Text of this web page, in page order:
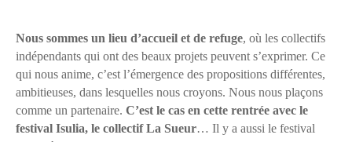
Nous sommes un lieu d’accueil et de refuge, où les collectifs
indépendants qui ont des beaux projets peuvent s’exprimer. Ce
qui nous anime, c’est l’émergence des propositions différentes,
ambitieuses, dans lesquelles nous croyons. Nous nous plaçons
comme un partenaire. C’est le cas en cette rentrée avec le
festival Isulia, le collectif La Sueur… Il y a aussi le festival